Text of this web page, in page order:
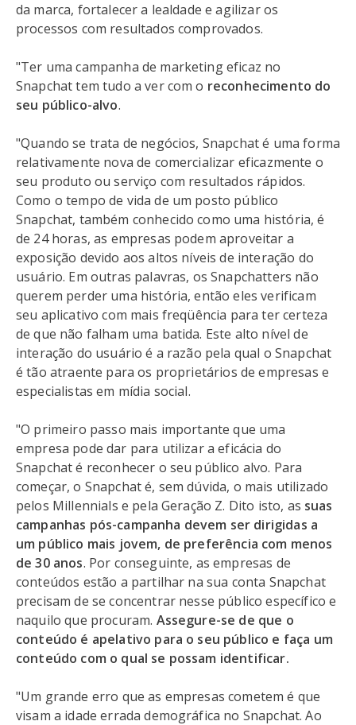
da marca, fortalecer a lealdade e agilizar os
processos com resultados comprovados.
"Ter uma campanha de marketing eficaz no
Snapchat tem tudo a ver com o reconhecimento do
seu público-alvo.
"Quando se trata de negócios, Snapchat é uma forma
relativamente nova de comercializar eficazmente o
seu produto ou serviço com resultados rápidos.
Como o tempo de vida de um posto público
Snapchat, também conhecido como uma história, é
de 24 horas, as empresas podem aproveitar a
exposição devido aos altos níveis de interação do
usuário. Em outras palavras, os Snapchatters não
querem perder uma história, então eles verificam
seu aplicativo com mais freqüência para ter certeza
de que não falham uma batida. Este alto nível de
interação do usuário é a razão pela qual o Snapchat
é tão atraente para os proprietários de empresas e
especialistas em mídia social.
"O primeiro passo mais importante que uma
empresa pode dar para utilizar a eficácia do
Snapchat é reconhecer o seu público alvo. Para
começar, o Snapchat é, sem dúvida, o mais utilizado
pelos Millennials e pela Geração Z. Dito isto, as suas
campanhas pós-campanha devem ser dirigidas a
um público mais jovem, de preferência com menos
de 30 anos. Por conseguinte, as empresas de
conteúdos estão a partilhar na sua conta Snapchat
precisam de se concentrar nesse público específico e
naquilo que procuram. Assegure-se de que o
conteúdo é apelativo para o seu público e faça um
conteúdo com o qual se possam identificar.
"Um grande erro que as empresas cometem é que
visam a idade errada demográfica no Snapchat. Ao